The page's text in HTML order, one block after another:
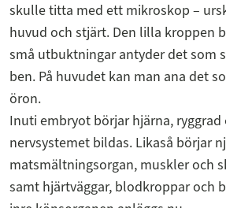
skulle titta med ett mikroskop –
huvud och stjärt. Den lilla kroppen
små utbuktningar antyder det som
ben. På huvudet kan man ana det
öron.
Inuti embryot börjar hjärna, ryggrad
nervsystemet bildas. Likaså börjar
matsmältningsorgan, muskler och
samt hjärtväggar, blodkroppar och